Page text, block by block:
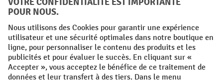
Conditions générales Mentions légales
Protection des Données Politique de cookies
All prices excl. VAT plusshipping costsand possible delivery charges,
if not stated otherwise.